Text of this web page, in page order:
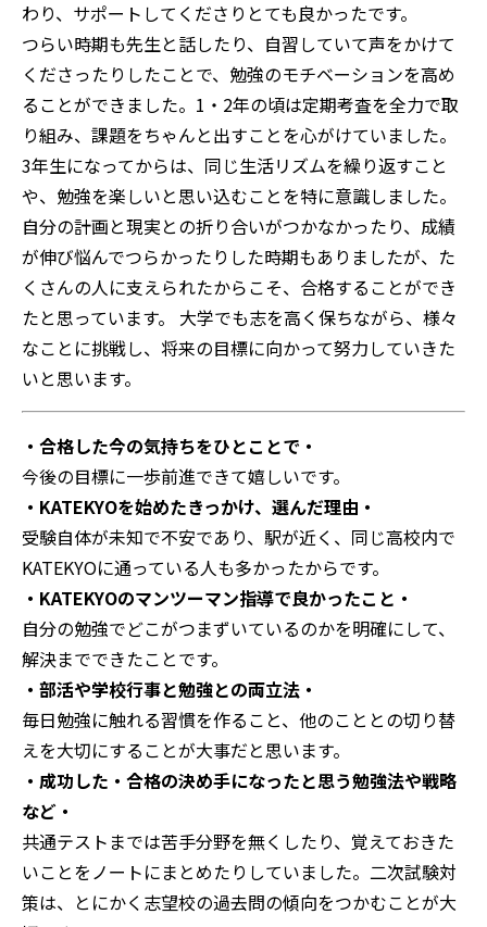
わり、サポートしてくださりとても良かったです。
つらい時期も先生と話したり、自習していて声をかけて
くださったりしたことで、勉強のモチベーションを高め
ることができました。1・2年の頃は定期考査を全力で取
り組み、課題をちゃんと出すことを心がけていました。
3年生になってからは、同じ生活リズムを繰り返すこと
や、勉強を楽しいと思い込むことを特に意識しました。
自分の計画と現実との折り合いがつかなかったり、成績
が伸び悩んでつらかったりした時期もありましたが、た
くさんの人に支えられたからこそ、合格することができ
たと思っています。 大学でも志を高く保ちながら、様々
なことに挑戦し、将来の目標に向かって努力していきた
いと思います。
・合格した今の気持ちをひとことで・
今後の目標に一歩前進できて嬉しいです。
・KATEKYOを始めたきっかけ、選んだ理由・
受験自体が未知で不安であり、駅が近く、同じ高校内で
KATEKYOに通っている人も多かったからです。
・KATEKYOのマンツーマン指導で良かったこと・
自分の勉強でどこがつまずいているのかを明確にして、
解決までできたことです。
・部活や学校行事と勉強との両立法・
毎日勉強に触れる習慣を作ること、他のこととの切り替
えを大切にすることが大事だと思います。
・成功した・合格の決め手になったと思う勉強法や戦略
など・
共通テストまでは苦手分野を無くしたり、覚えておきた
いことをノートにまとめたりしていました。二次試験対
策は、とにかく志望校の過去問の傾向をつかむことが大